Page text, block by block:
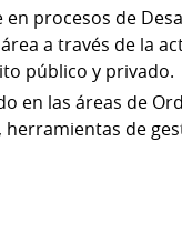
procesos de
a través de la
público y privado.
en las áreas de
de